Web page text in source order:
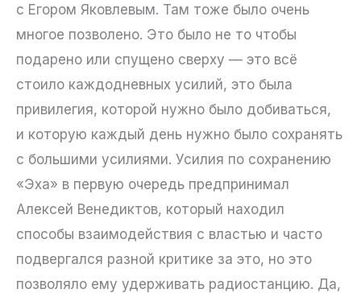
с Егором Яковлевым. Там тоже было очень
многое позволено. Это было не то чтобы
подарено или спущено сверху — это всё
стоило каждодневных усилий, это была
привилегия, которой нужно было добиваться,
и которую каждый день нужно было сохранять
с большими усилиями. Усилия по сохранению
«Эха» в первую очередь предпринимал
Алексей Венедиктов, который находил
способы взаимодействия с властью и часто
подвергался разной критике за это, но это
позволяло ему удерживать радиостанцию. Да,